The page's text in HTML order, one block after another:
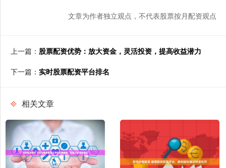
文章为作者独立观点，不代表股票按月配资观点
上一篇： 股票配资优势：放大资金，灵活投资，提高收益潜力
下一篇： 实时股票配资平台排名
相关文章